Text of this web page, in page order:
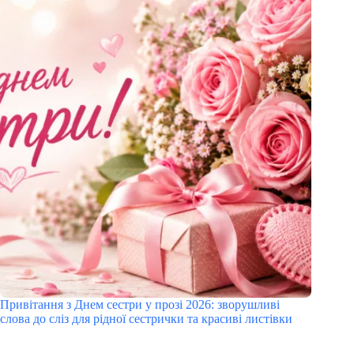
Привітання з Днем сестри у прозі 2026: зворушливі
слова до сліз для рідної сестрички та красиві листівки